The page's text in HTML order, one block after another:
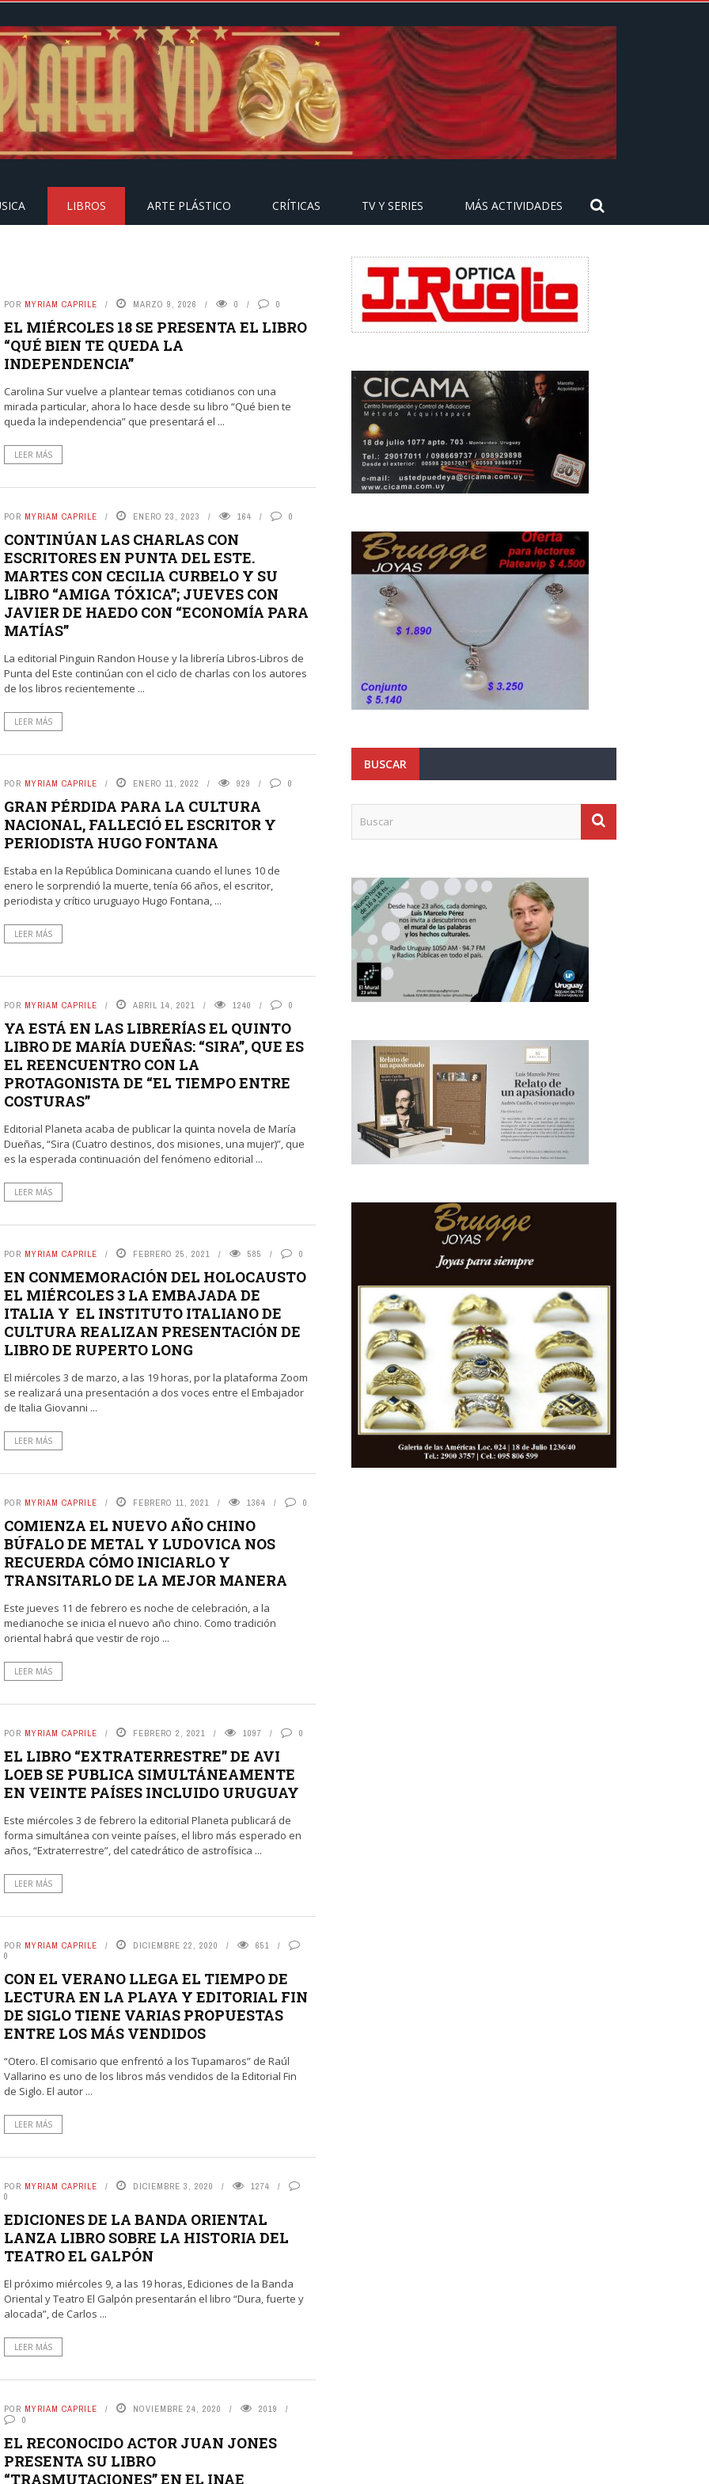
LIBROS ARTE PLÁSTICO CRÍTICAS TV Y SERIES MÁS ACTIVIDADES
POR MYRIAM CAPRILE MARZO 9, 2026 0 0
EL MIÉRCOLES 18 SE PRESENTA EL LIBRO
“QUÉ BIEN TE QUEDA LA
INDEPENDENCIA”
Carolina Sur vuelve a plantear temas cotidianos con una
mirada particular, ahora lo hace desde su libro “Qué bien te
queda la independencia” que presentará el ...
LEER MÁS
POR MYRIAM CAPRILE ENERO 23, 2023 164 0
CONTINÚAN LAS CHARLAS CON
ESCRITORES EN PUNTA DEL ESTE.
MARTES CON CECILIA CURBELO Y SU
LIBRO “AMIGA TÓXICA”; JUEVES CON
JAVIER DE HAEDO CON “ECONOMÍA PARA
MATÍAS”
La editorial Pinguin Randon House y la librería Libros-Libros de
Punta del Este continúan con el ciclo de charlas con los autores
de los libros recientemente ...
LEER MÁS
POR MYRIAM CAPRILE ENERO 11, 2022 929 0
GRAN PÉRDIDA PARA LA CULTURA
NACIONAL, FALLECIÓ EL ESCRITOR Y
PERIODISTA HUGO FONTANA
Estaba en la República Dominicana cuando el lunes 10 de
enero le sorprendió la muerte, tenía 66 años, el escritor,
periodista y crítico uruguayo Hugo Fontana, ...
LEER MÁS
POR MYRIAM CAPRILE ABRIL 14, 2021 1240 0
YA ESTÁ EN LAS LIBRERÍAS EL QUINTO
LIBRO DE MARÍA DUEÑAS: “SIRA”, QUE ES
EL REENCUENTRO CON LA
PROTAGONISTA DE “EL TIEMPO ENTRE
COSTURAS”
Editorial Planeta acaba de publicar la quinta novela de María
Dueñas, “Sira (Cuatro destinos, dos misiones, una mujer)”, que
es la esperada continuación del fenómeno editorial ...
LEER MÁS
POR MYRIAM CAPRILE FEBRERO 25, 2021 585 0
EN CONMEMORACIÓN DEL HOLOCAUSTO
EL MIÉRCOLES 3 LA EMBAJADA DE
ITALIA Y EL INSTITUTO ITALIANO DE
CULTURA REALIZAN PRESENTACIÓN DE
LIBRO DE RUPERTO LONG
El miércoles 3 de marzo, a las 19 horas, por la plataforma Zoom
se realizará una presentación a dos voces entre el Embajador
de Italia Giovanni ...
LEER MÁS
POR MYRIAM CAPRILE FEBRERO 11, 2021 1364 0
COMIENZA EL NUEVO AÑO CHINO
BÚFALO DE METAL Y LUDOVICA NOS
RECUERDA CÓMO INICIARLO Y
TRANSITARLO DE LA MEJOR MANERA
Este jueves 11 de febrero es noche de celebración, a la
medianoche se inicia el nuevo año chino. Como tradición
oriental habrá que vestir de rojo ...
LEER MÁS
POR MYRIAM CAPRILE FEBRERO 2, 2021 1097 0
EL LIBRO “EXTRATERRESTRE” DE AVI
LOEB SE PUBLICA SIMULTÁNEAMENTE
EN VEINTE PAÍSES INCLUIDO URUGUAY
Este miércoles 3 de febrero la editorial Planeta publicará de
forma simultánea con veinte países, el libro más esperado en
años, “Extraterrestre”, del catedrático de astrofísica ...
LEER MÁS
POR MYRIAM CAPRILE DICIEMBRE 22, 2020
651
0
CON EL VERANO LLEGA EL TIEMPO DE
LECTURA EN LA PLAYA Y EDITORIAL FIN
DE SIGLO TIENE VARIAS PROPUESTAS
ENTRE LOS MÁS VENDIDOS
“Otero. El comisario que enfrentó a los Tupamaros” de Raúl
Vallarino es uno de los libros más vendidos de la Editorial Fin
de Siglo. El autor ...
LEER MÁS
POR MYRIAM CAPRILE DICIEMBRE 3, 2020
1274
0
EDICIONES DE LA BANDA ORIENTAL
LANZA LIBRO SOBRE LA HISTORIA DEL
TEATRO EL GALPÓN
El próximo miércoles 9, a las 19 horas, Ediciones de la Banda
Oriental y Teatro El Galpón presentarán el libro “Dura, fuerte y
alocada”, de Carlos ...
LEER MÁS
POR MYRIAM CAPRILE NOVIEMBRE 24, 2020
2019
0
EL RECONOCIDO ACTOR JUAN JONES
PRESENTA SU LIBRO
“TRASMUTACIONES” EN EL INAE
BUSCAR